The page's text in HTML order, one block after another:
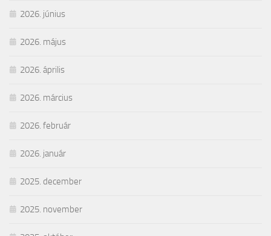
2026. június
2026. május
2026. április
2026. március
2026. február
2026. január
2025. december
2025. november